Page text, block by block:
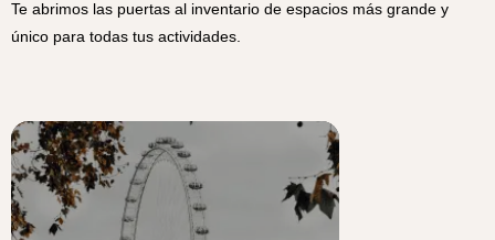
Te abrimos las puertas al inventario de espacios más grande y
único para todas tus actividades.